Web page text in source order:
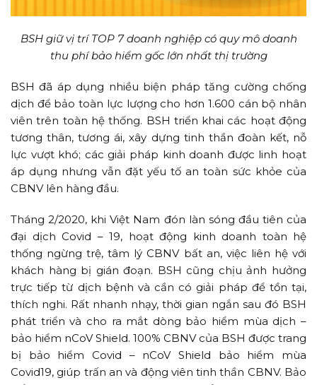
BSH giữ vị trí TOP 7 doanh nghiệp có quy mô doanh
thu phí bảo hiểm gốc lớn nhất thị trường
BSH đã áp dụng nhiều biện pháp tăng cường chống
dịch để bảo toàn lực lượng cho hơn 1.600 cán bộ nhân
viên trên toàn hệ thống. BSH triển khai các hoạt động
tương thân, tương ái, xây dựng tinh thần đoàn kết, nỗ
lực vượt khó; các giải pháp kinh doanh được linh hoạt
áp dụng nhưng vẫn đặt yếu tố an toàn sức khỏe của
CBNV lên hàng đầu.
Tháng 2/2020, khi Việt Nam đón làn sóng đầu tiên của
đại dịch Covid – 19, hoạt động kinh doanh toàn hệ
thống ngừng trệ, tâm lý CBNV bất an, việc liên hệ với
khách hàng bị gián đoạn. BSH cũng chịu ảnh hưởng
trực tiếp từ dịch bệnh và cần có giải pháp để tồn tại,
thích nghi. Rất nhanh nhạy, thời gian ngắn sau đó BSH
phát triển và cho ra mắt dòng bảo hiểm mùa dịch –
bảo hiểm nCoV Shield. 100% CBNV của BSH được trang
bị bảo hiểm Covid – nCoV Shield bảo hiểm mùa
Covid19, giúp trấn an và động viên tinh thần CBNV. Bảo